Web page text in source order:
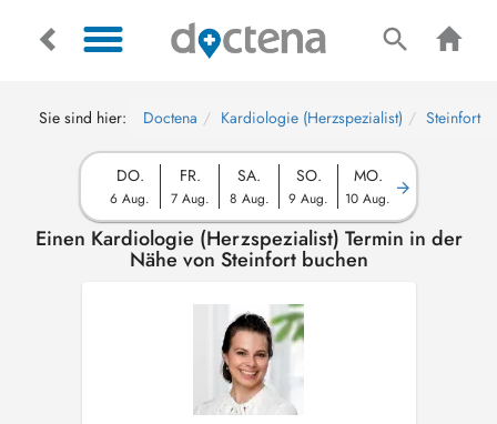
Sie sind hier: Doctena Kardiologie (Herzspezialist) Steinfort
DO.
6 Aug.
FR.
7 Aug.
SA.
8 Aug.
SO.
9 Aug.
MO.
10 Aug.
Einen Kardiologie (Herzspezialist) Termin in der
Nähe von Steinfort buchen